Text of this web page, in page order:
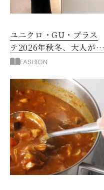
ユニクロ・GU・プラス
テ2026年秋冬、大人が着
たい新作服は？
FASHION